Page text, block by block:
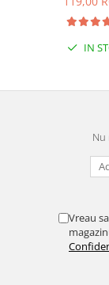
IN
Nu
Vreau